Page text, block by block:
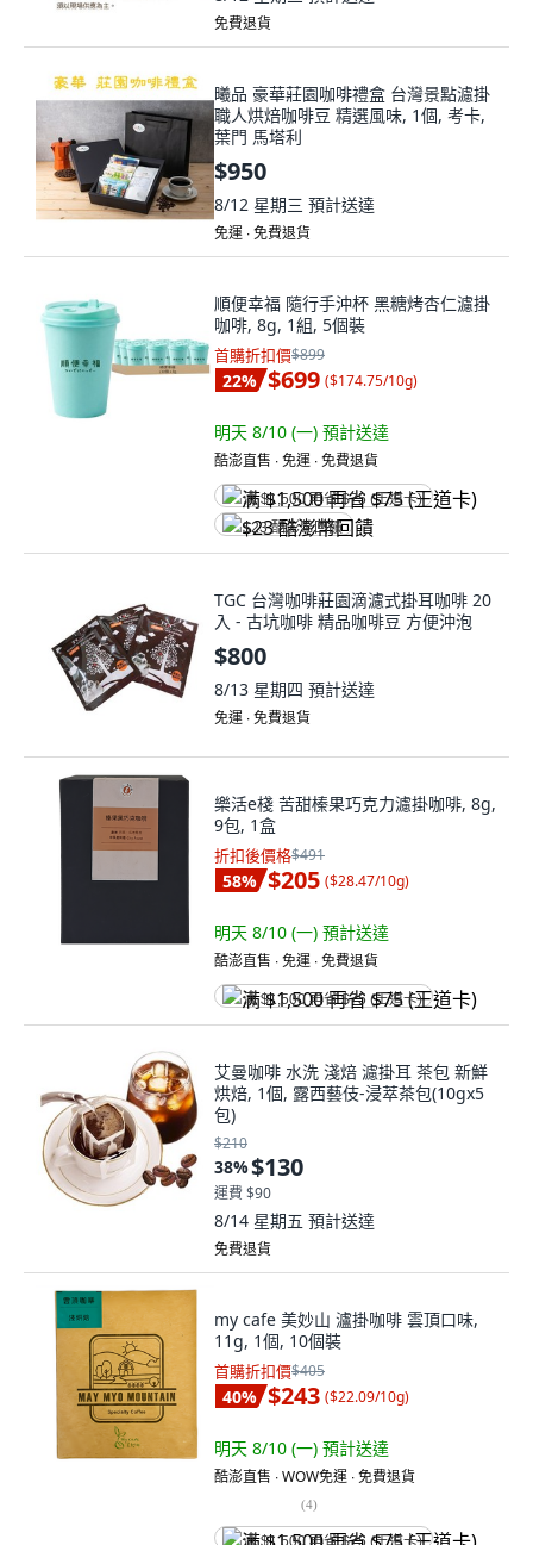
免費退貨
曦品 豪華莊園咖啡禮盒 台灣景點濾掛
職人烘焙咖啡豆 精選風味, 1個, 考卡,
葉門 馬塔利
$950
8/12 星期三 預計送達
免運 ∙ 免費退貨
順便幸福 隨行手沖杯 黑糖烤杏仁濾掛
咖啡, 8g, 1組, 5個裝
首購折扣價$899
22% $699 ($174.75/10g)
明天 8/10 (一) 預計送達
酷澎直售 ∙ 免運 ∙ 免費退貨
满 $1,500 再省 $75 (王道卡)
$23 酷澎幣回饋
TGC 台灣咖啡莊園滴濾式掛耳咖啡 20
入 - 古坑咖啡 精品咖啡豆 方便沖泡
$800
8/13 星期四 預計送達
免運 ∙ 免費退貨
樂活e棧 苦甜榛果巧克力濾掛咖啡, 8g,
9包, 1盒
折扣後價格$491
58% $205 ($28.47/10g)
明天 8/10 (一) 預計送達
酷澎直售 ∙ 免運 ∙ 免費退貨
满 $1,500 再省 $75 (王道卡)
艾曼咖啡 水洗 淺焙 濾掛耳 茶包 新鮮
烘焙, 1個, 露西藝伎-浸萃茶包(10gx5
包)
$210
38%$130
運費 $90
8/14 星期五 預計送達
免費退貨
my cafe 美妙山 瀘掛咖啡 雲頂口味,
11g, 1個, 10個裝
首購折扣價$405
40% $243 ($22.09/10g)
明天 8/10 (一) 預計送達
酷澎直售 ∙ WOW免運 ∙ 免費退貨
(4)
满 $1,500 再省 $75 (王道卡)